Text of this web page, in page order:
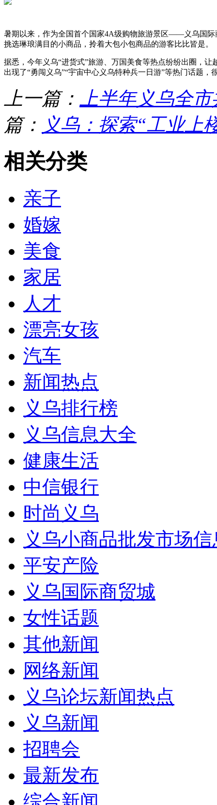
暑期以来，作为全国首个国家4A级购物旅游景区——义乌国
挑选琳琅满目的小商品，拎着大包小包商品的游客比比皆是。
据悉，今年义乌“进货式”旅游、万国美食等热点纷纷出圈，
出现了“勇闯义乌”“宇宙中心义乌特种兵一日游”等热门话题，
上一篇：
上半年义乌全
篇： 义乌：探索“工业上
相关分类
亲子
婚嫁
美食
家居
人才
漂亮女孩
汽车
新闻热点
义乌排行榜
义乌信息大全
健康生活
中信银行
时尚义乌
义乌小商品批发市场
平安产险
义乌国际商贸城
女性话题
其他新闻
网络新闻
义乌论坛新闻热点
义乌新闻
招聘会
最新发布